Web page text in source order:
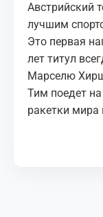
UZ-PIN
Австрийский
лучшим
Это первая
лет титул
Марселю
Тим поедет на
ракетки мира